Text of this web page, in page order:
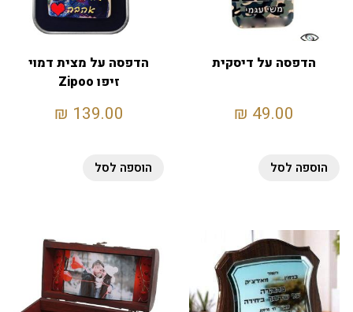
הדפסה על דיסקית
49.00
₪
הוספה לסל
הדפסה על מצית דמוי
זיפו Zipoo
139.00
₪
הוספה לסל